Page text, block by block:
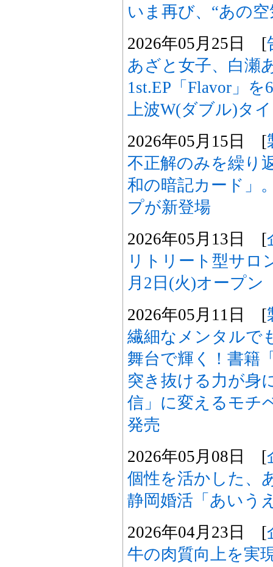
いま再び、“あの
2026年05月25日 [
あざと女子、白瀬
1st.EP「Flavor」
上波W(ダブル)タ
2026年05月15日 [
不正解のみを繰り
和の暗記カード」
プが新登場
2026年05月13日 [
リトリート型サロ
月2日(火)オープン
2026年05月11日 [
繊細なメンタルで
舞台で輝く！書籍
突き抜ける力が身
信」に変えるモチ
発売
2026年05月08日 [
個性を活かした、
静岡婚活「あいう
2026年04月23日 [
牛の肉質向上を実